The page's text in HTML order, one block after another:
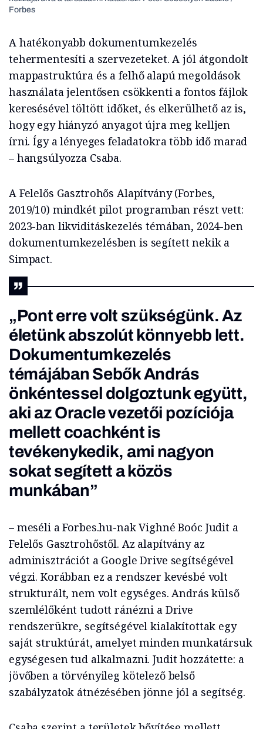
Forbes
A hatékonyabb dokumentumkezelés
tehermentesíti a szervezeteket. A jól átgondolt
mappastruktúra és a felhő alapú megoldások
használata jelentősen csökkenti a fontos fájlok
keresésével töltött időket, és elkerülhető az is,
hogy egy hiányzó anyagot újra meg kelljen
írni. Így a lényeges feladatokra több idő marad
– hangsúlyozza Csaba.
A Felelős Gasztrohős Alapítvány (Forbes,
2019/10) mindkét pilot programban részt vett:
2023-ban likviditáskezelés témában, 2024-ben
dokumentumkezelésben is segített nekik a
Simpact.
„Pont erre volt szükségünk. Az
életünk abszolút könnyebb lett.
Dokumentumkezelés
témájában Sebők András
önkéntessel dolgoztunk együtt,
aki az Oracle vezetői pozíciója
mellett coachként is
tevékenykedik, ami nagyon
sokat segített a közös
munkában”
– meséli a Forbes.hu-nak Vighné Boóc Judit a
Felelős Gasztrohőstől. Az alapítvány az
adminisztrációt a Google Drive segítségével
végzi. Korábban ez a rendszer kevésbé volt
strukturált, nem volt egységes. András külső
szemlélőként tudott ránézni a Drive
rendszerükre, segítségével kialakítottak egy
saját struktúrát, amelyet minden munkatársuk
egységesen tud alkalmazni. Judit hozzátette: a
jövőben a törvényileg kötelező belső
szabályzatok átnézésében jönne jól a segítség.